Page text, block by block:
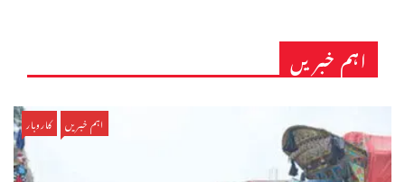
اہم خبریں
اہم خبریں کاروبار